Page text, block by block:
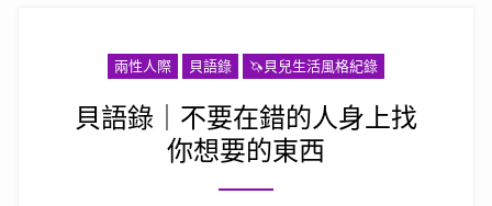
兩性人際 貝語錄 🦄️貝兒生活風格紀錄
貝語錄｜不要在錯的人身上找
你想要的東西